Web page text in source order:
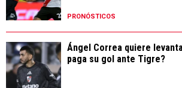
PRONÓSTICOS
Ángel Correa quiere
paga su gol ante Tigre?